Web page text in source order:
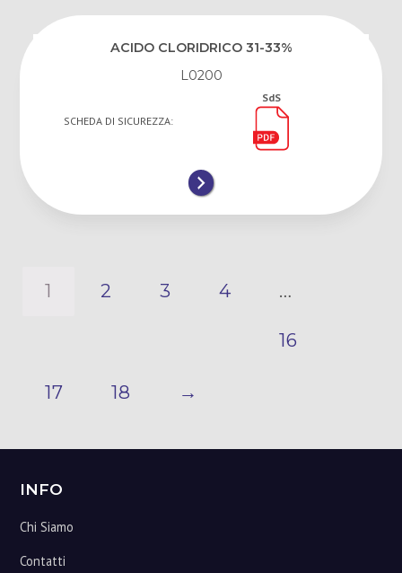
ACIDO CLORIDRICO 31-33%
L0200
SCHEDA DI SICUREZZA:
SdS
1 2 3 4 …
16
17 18 →
Footer
INFO
Chi Siamo
Contatti